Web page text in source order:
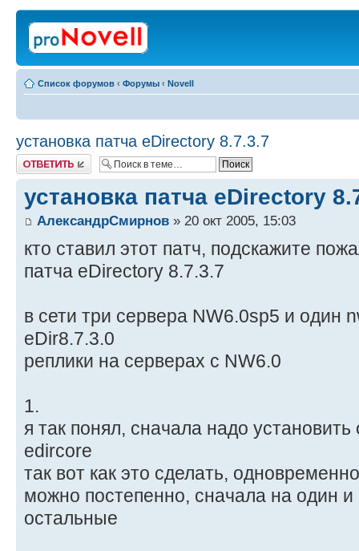
Список форумов ‹ Форумы ‹ Novell
установка патча eDirectory 8.7.3.7
Ответить
установка патча eDirectory
АлександрСмирнов » 20 окт 2005, 15:03
кто ставил этот патч, подскажите
патча eDirectory 8.7.3.7
в сети три сервера NW6.0sp5 и один
eDir8.7.3.0
реплики на серверах с NW6.0
1.
я так понял, сначала надо
edircore
так вот как это сделать,
можно постепенно, сначала на один и
остальные